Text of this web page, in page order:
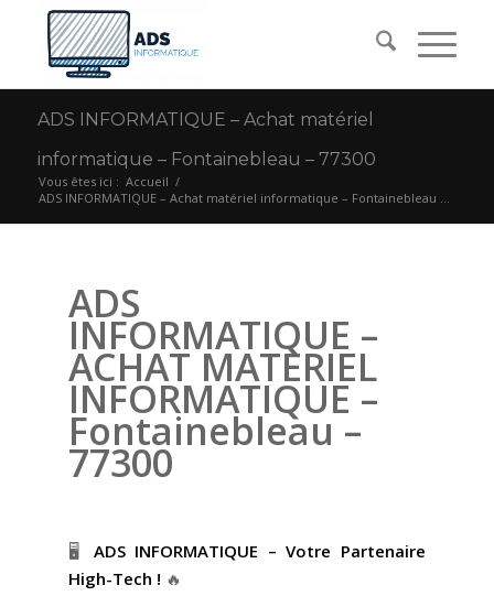
ADS INFORMATIQUE – Achat matériel
informatique – Fontainebleau – 77300
Vous êtes ici : Accueil /
ADS INFORMATIQUE – Achat matériel informatique – Fontainebleau ...
ADS
INFORMATIQUE –
ACHAT MATERIEL
INFORMATIQUE –
Fontainebleau –
77300
🖥️ADS INFORMATIQUE – Votre Partenaire
High-Tech ! 🔥